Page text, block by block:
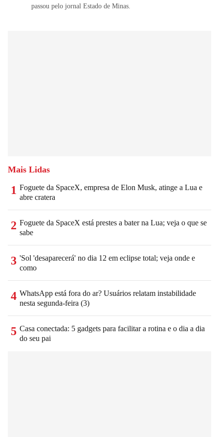
passou pelo jornal Estado de Minas.
Mais Lidas
1 Foguete da SpaceX, empresa de Elon Musk, atinge a Lua e
abre cratera
2 Foguete da SpaceX está prestes a bater na Lua; veja o que se
sabe
3 'Sol 'desaparecerá' no dia 12 em eclipse total; veja onde e
como
4 WhatsApp está fora do ar? Usuários relatam instabilidade
nesta segunda-feira (3)
5 Casa conectada: 5 gadgets para facilitar a rotina e o dia a dia
do seu pai